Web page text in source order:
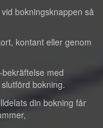
bokningsknappen så
kontant eller genom
med
bokning.
din bokning får